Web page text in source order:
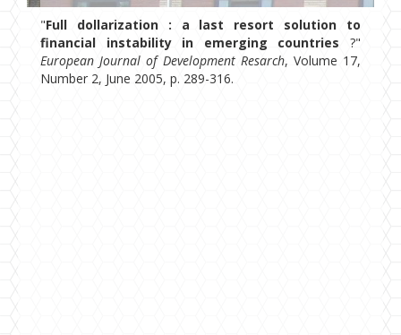
"Full dollarization : a last resort solution to
financial instability in emerging countries ?"
European Journal of Development Resarch, Volume 17,
Number 2, June 2005, p. 289-316.